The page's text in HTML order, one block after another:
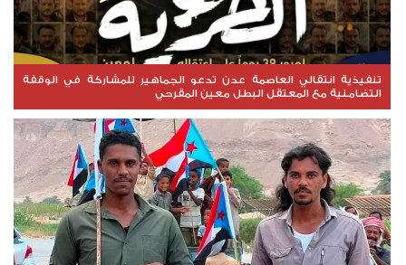
تنفيذية انتقالي العاصمة عدن تدعو الجماهير للمشاركة في الوقفة
التضامنية مع المعتقل البطل معين المقرحي